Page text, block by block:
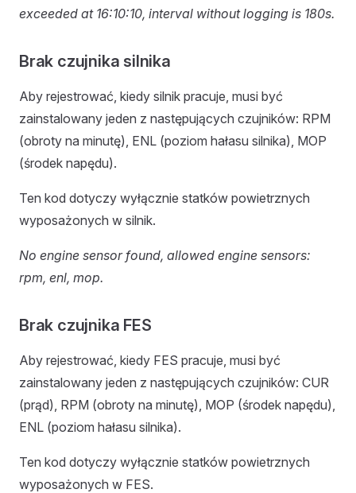
exceeded at 16:10:10, interval without logging is 180s.
Brak czujnika silnika
Aby rejestrować, kiedy silnik pracuje, musi być
zainstalowany jeden z następujących czujników: RPM
(obroty na minutę), ENL (poziom hałasu silnika), MOP
(środek napędu).
Ten kod dotyczy wyłącznie statków powietrznych
wyposażonych w silnik.
No engine sensor found, allowed engine sensors:
rpm, enl, mop.
Brak czujnika FES
Aby rejestrować, kiedy FES pracuje, musi być
zainstalowany jeden z następujących czujników: CUR
(prąd), RPM (obroty na minutę), MOP (środek napędu),
ENL (poziom hałasu silnika).
Ten kod dotyczy wyłącznie statków powietrznych
wyposażonych w FES.